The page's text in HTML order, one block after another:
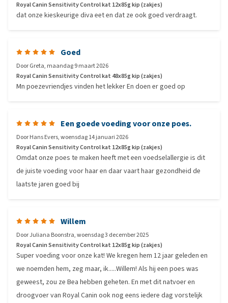
Royal Canin Sensitivity Control kat 12x85g kip (zakjes)
dat onze kieskeurige diva eet en dat ze ook goed verdraagt.
Goed
DoorGreta, maandag 9 maart 2026
Royal Canin Sensitivity Control kat 48x85g kip (zakjes)
Mn poezevriendjes vinden het lekker En doen er goed op
Een goede voeding voor onze poes.
DoorHans Evers,woensdag 14 januari 2026
Royal Canin Sensitivity Control kat 12x85g kip (zakjes)
Omdat onze poes te maken heeft met een voedselallergie is dit
de juiste voeding voor haar en daar vaart haar gezondheid de
laatste jaren goed bij
Willem
DoorJuliana Boonstra,woensdag 3 december 2025
Royal Canin Sensitivity Control kat 12x85g kip (zakjes)
Super voeding voor onze kat! We kregen hem 12 jaar geleden en
we noemden hem, zeg maar, ik.....Willem! Als hij een poes was
geweest, zou ze Bea hebben geheten. En met dit natvoer en
droogvoer van Royal Canin ook nog eens iedere dag vorstelijk